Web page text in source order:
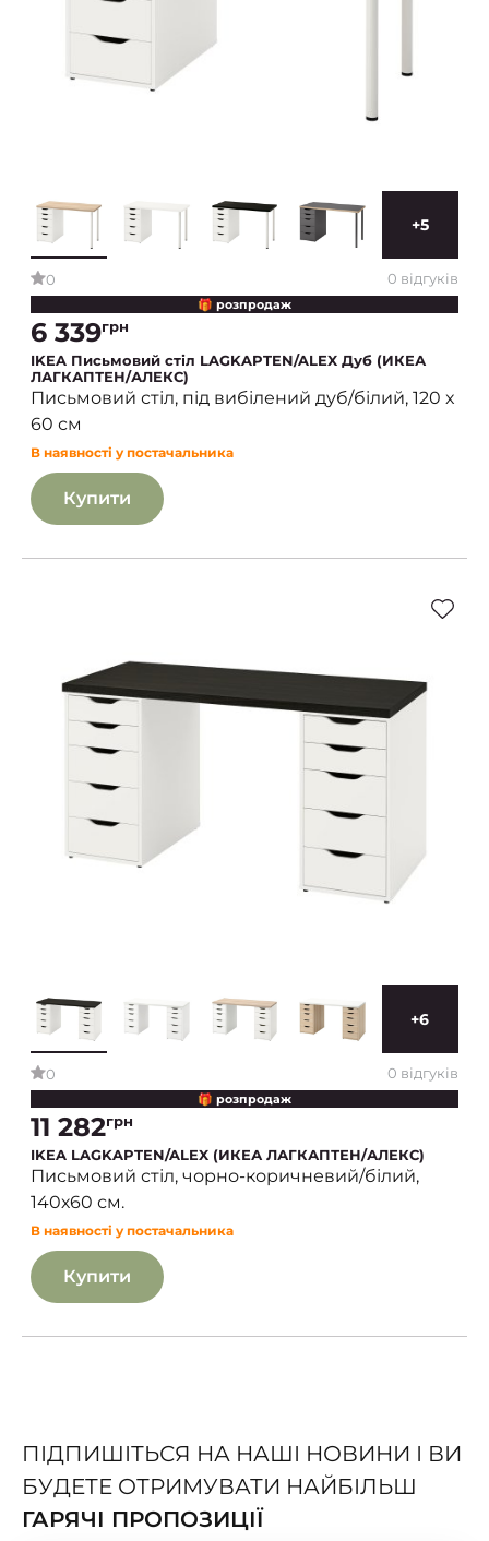
+5
0 0 відгуків
🎁 розпродаж
6 339грн
IKEA Письмовий стіл LAGKAPTEN/ALEX Дуб (ИКЕА
ЛАГКАПТЕН/АЛЕКС)
Письмовий стіл, під вибілений дуб/білий, 120 x
60 см
В наявності у постачальника
Купити
+6
0 0 відгуків
🎁 розпродаж
11 282грн
IKEA LAGKAPTEN/ALEX (ИКЕА ЛАГКАПТЕН/АЛЕКС)
Письмовий стіл, чорно-коричневий/білий,
140х60 см.
В наявності у постачальника
Купити
ПІДПИШІТЬСЯ НА НАШІ НОВИНИ І ВИ
БУДЕТЕ ОТРИМУВАТИ НАЙБІЛЬШ
ГАРЯЧІ ПРОПОЗИЦІЇ